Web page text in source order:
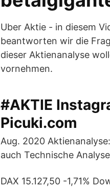
Uber Aktie - in diesem
beantworten wir die
dieser Aktienanalyse
vornehmen.
#AKTIE
Picuki.com
Aug. 2020
auch Technische
DAX 15.127,50 -1,71%